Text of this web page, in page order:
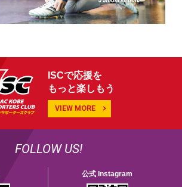
ISCで応援を
もっと楽しもう
VIEW MORE
FOLLOW US!
公式 Instagram